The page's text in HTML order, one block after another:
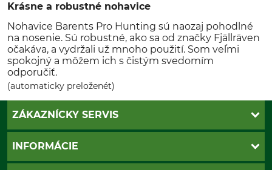
Krásne a robustné nohavice
Nohavice Barents Pro Hunting sú naozaj pohodlné
na nosenie. Sú robustné, ako sa od značky Fjällräven
očakáva, a vydržali už mnoho použití. Som veľmi
spokojný a môžem ich s čistým svedomím
odporučiť.
(automaticky preloženét)
ZÁKAZNÍCKY SERVIS
Kontakt
INFORMÁCIE